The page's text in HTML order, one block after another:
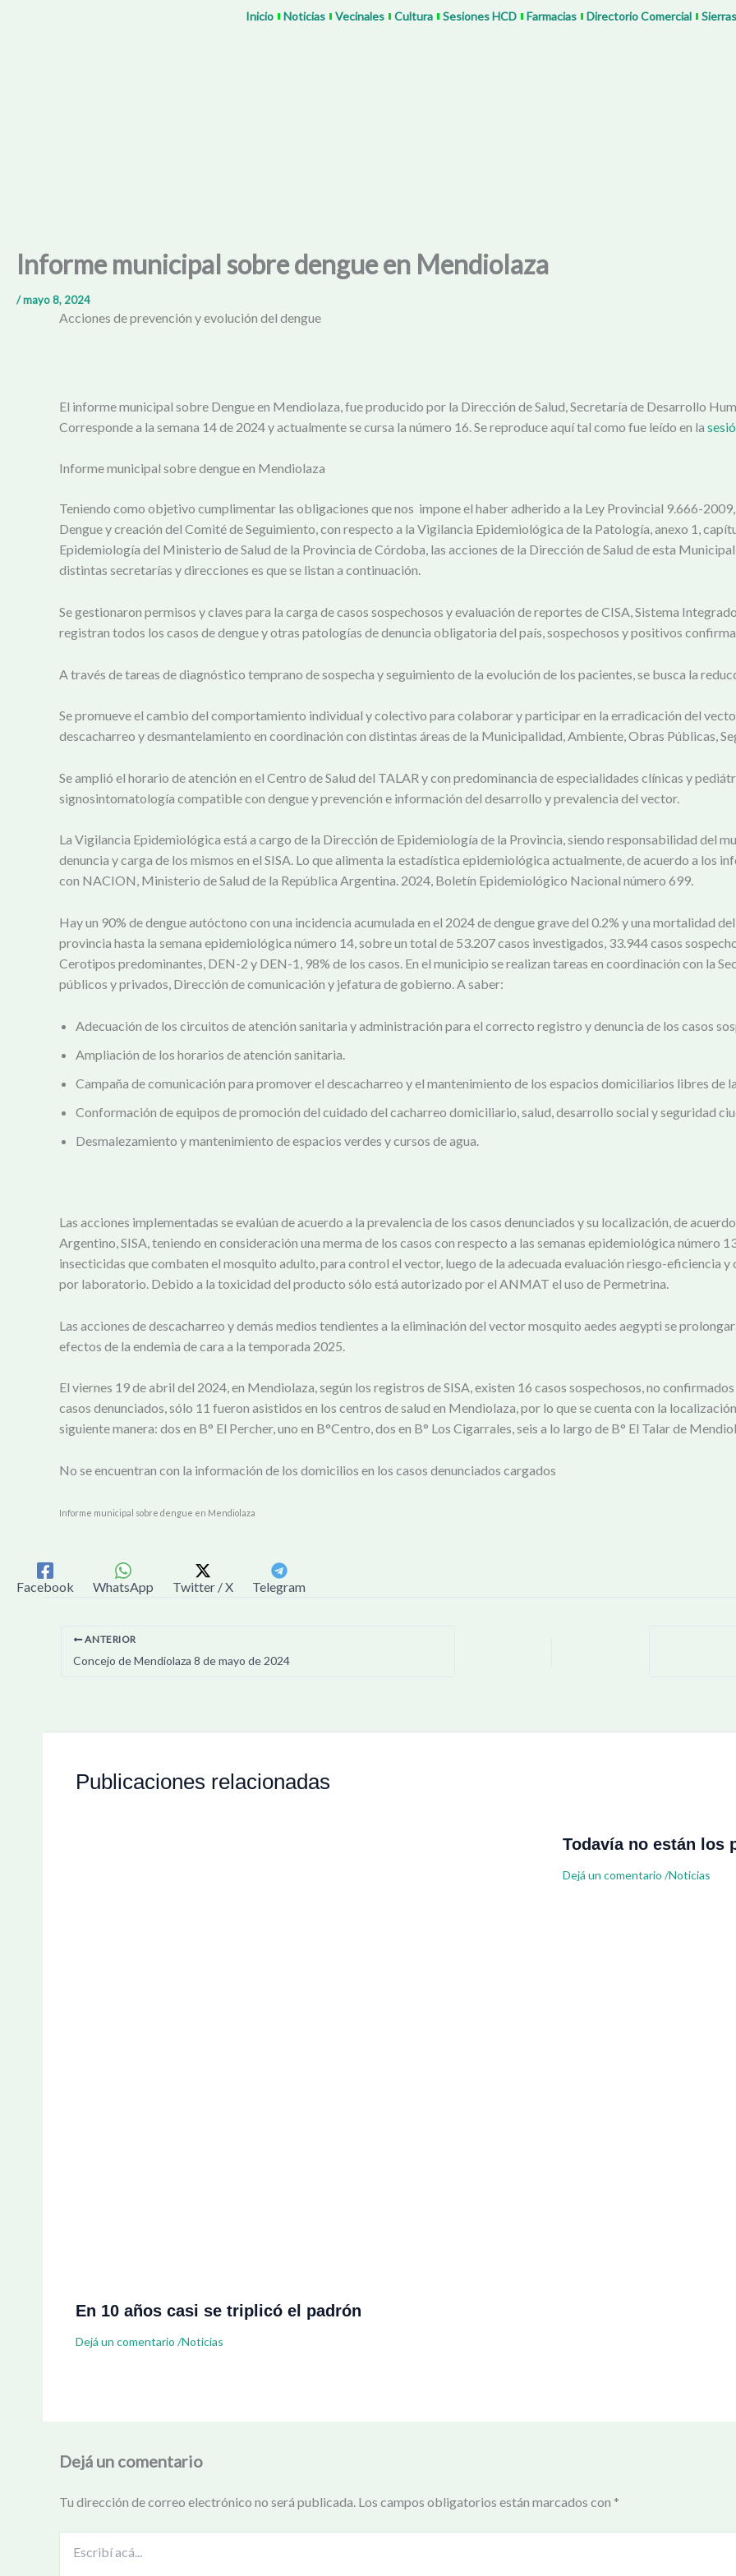
Inicio Noticias Vecinales Cultura Sesiones HCD Farmacias Directorio Comercial
Informe municipal sobre dengue en Mendiolaza
/mayo 8, 2024
Acciones de prevención y evolución del dengue
El informe municipal sobre Dengue en Mendiolaza, fue producido por la Dirección de Salud, Secretaría de Desarrollo
Corresponde a la semana 14 de 2024 y actualmente se cursa la número 16. Se reproduce aquí tal como fue leído en la
Informe municipal sobre dengue en Mendiolaza
Teniendo como objetivo cumplimentar las obligaciones que nos impone el haber adherido a la Ley Provincial 9.666-
Dengue y creación del Comité de Seguimiento, con respecto a la Vigilancia Epidemiológica de la Patología, anexo 1,
Epidemiología del Ministerio de Salud de la Provincia de Córdoba, las acciones de la Dirección de Salud de esta
distintas secretarías y direcciones es que se listan a continuación.
Se gestionaron permisos y claves para la carga de casos sospechosos y evaluación de reportes de CISA, Sistema
registran todos los casos de dengue y otras patologías de denuncia obligatoria del país, sospechosos y positivos
A través de tareas de diagnóstico temprano de sospecha y seguimiento de la evolución de los pacientes, se busca la
Se promueve el cambio del comportamiento individual y colectivo para colaborar y participar en la erradicación del
descacharreo y desmantelamiento en coordinación con distintas áreas de la Municipalidad, Ambiente, Obras Públicas,
Se amplió el horario de atención en el Centro de Salud del TALAR y con predominancia de especialidades clínicas y
signosintomatología compatible con dengue y prevención e información del desarrollo y prevalencia del vector.
La Vigilancia Epidemiológica está a cargo de la Dirección de Epidemiología de la Provincia, siendo responsabilidad del
denuncia y carga de los mismos en el SISA. Lo que alimenta la estadística epidemiológica actualmente, de acuerdo a los
con NACION, Ministerio de Salud de la República Argentina. 2024, Boletín Epidemiológico Nacional número 699.
Hay un 90% de dengue autóctono con una incidencia acumulada en el 2024 de dengue grave del 0.2% y una mortalidad
provincia hasta la semana epidemiológica número 14, sobre un total de 53.207 casos investigados, 33.944 casos
Cerotipos predominantes, DEN-2 y DEN-1, 98% de los casos. En el municipio se realizan tareas en coordinación con la
públicos y privados, Dirección de comunicación y jefatura de gobierno. A saber:
Adecuación de los circuitos de atención sanitaria y administración para el correcto registro y denuncia de los casos
Ampliación de los horarios de atención sanitaria.
Campaña de comunicación para promover el descacharreo y el mantenimiento de los espacios domiciliarios libres de
Conformación de equipos de promoción del cuidado del cacharreo domiciliario, salud, desarrollo social y seguridad
Desmalezamiento y mantenimiento de espacios verdes y cursos de agua.
Las acciones implementadas se evalúan de acuerdo a la prevalencia de los casos denunciados y su localización, de
Argentino, SISA, teniendo en consideración una merma de los casos con respecto a las semanas epidemiológica número
insecticidas que combaten el mosquito adulto, para control el vector, luego de la adecuada evaluación riesgo-eficiencia
por laboratorio. Debido a la toxicidad del producto sólo está autorizado por el ANMAT el uso de Permetrina.
Las acciones de descacharreo y demás medios tendientes a la eliminación del vector mosquito aedes aegypti se
efectos de la endemia de cara a la temporada 2025.
El viernes 19 de abril del 2024, en Mendiolaza, según los registros de SISA, existen 16 casos sospechosos, no
casos denunciados, sólo 11 fueron asistidos en los centros de salud en Mendiolaza, por lo que se cuenta con la
siguiente manera: dos en B° El Percher, uno en B°Centro, dos en B° Los Cigarrales, seis a lo largo de B° El Talar de
No se encuentran con la información de los domicilios en los casos denunciados cargados
Informe municipal sobre dengue en Mendiolaza
Facebook WhatsApp Twitter / X Telegram
ANTERIOR
Concejo de Mendiolaza 8 de mayo de 2024
Publicaciones relacionadas
En 10 años casi se triplicó el padrón
Dejá un comentario /Noticias
Todavía no están los
Dejá un comentario /Noticias
Dejá un comentario
Tu dirección de correo electrónico no será publicada. Los campos obligatorios están marcados con *
acá...